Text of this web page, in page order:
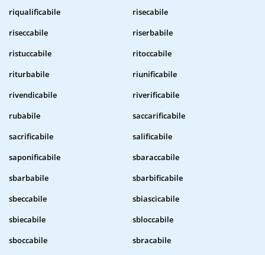
riqualificabile
risecabile
riseccabile
riserbabile
ristuccabile
ritoccabile
riturbabile
riunificabile
rivendicabile
riverificabile
rubabile
saccarificabile
sacrificabile
salificabile
saponificabile
sbaraccabile
sbarbabile
sbarbificabile
sbeccabile
sbiascicabile
sbiecabile
sbloccabile
sboccabile
sbracabile